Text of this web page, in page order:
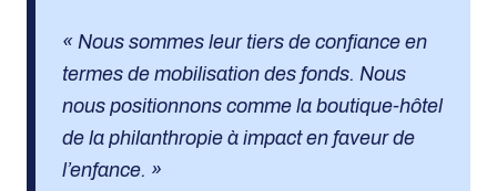
« Nous sommes leur tiers de confiance en
termes de mobilisation des fonds. Nous
nous positionnons comme la boutique-hôtel
de la philanthropie à impact en faveur de
l’enfance. »